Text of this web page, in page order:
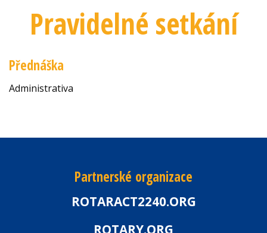
Pravidelné setkání
Přednáška
Administrativa
Partnerské organizace
ROTARACT2240.ORG
ROTARY.ORG